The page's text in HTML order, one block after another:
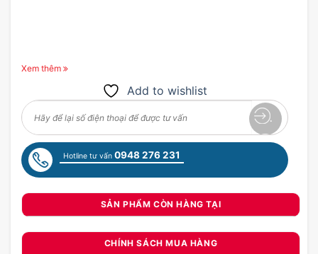
Xem thêm
Add to wishlist
Hotline tư vấn 0948 276 231
SẢN PHẨM CÒN HÀNG TẠI
CHÍNH SÁCH MUA HÀNG